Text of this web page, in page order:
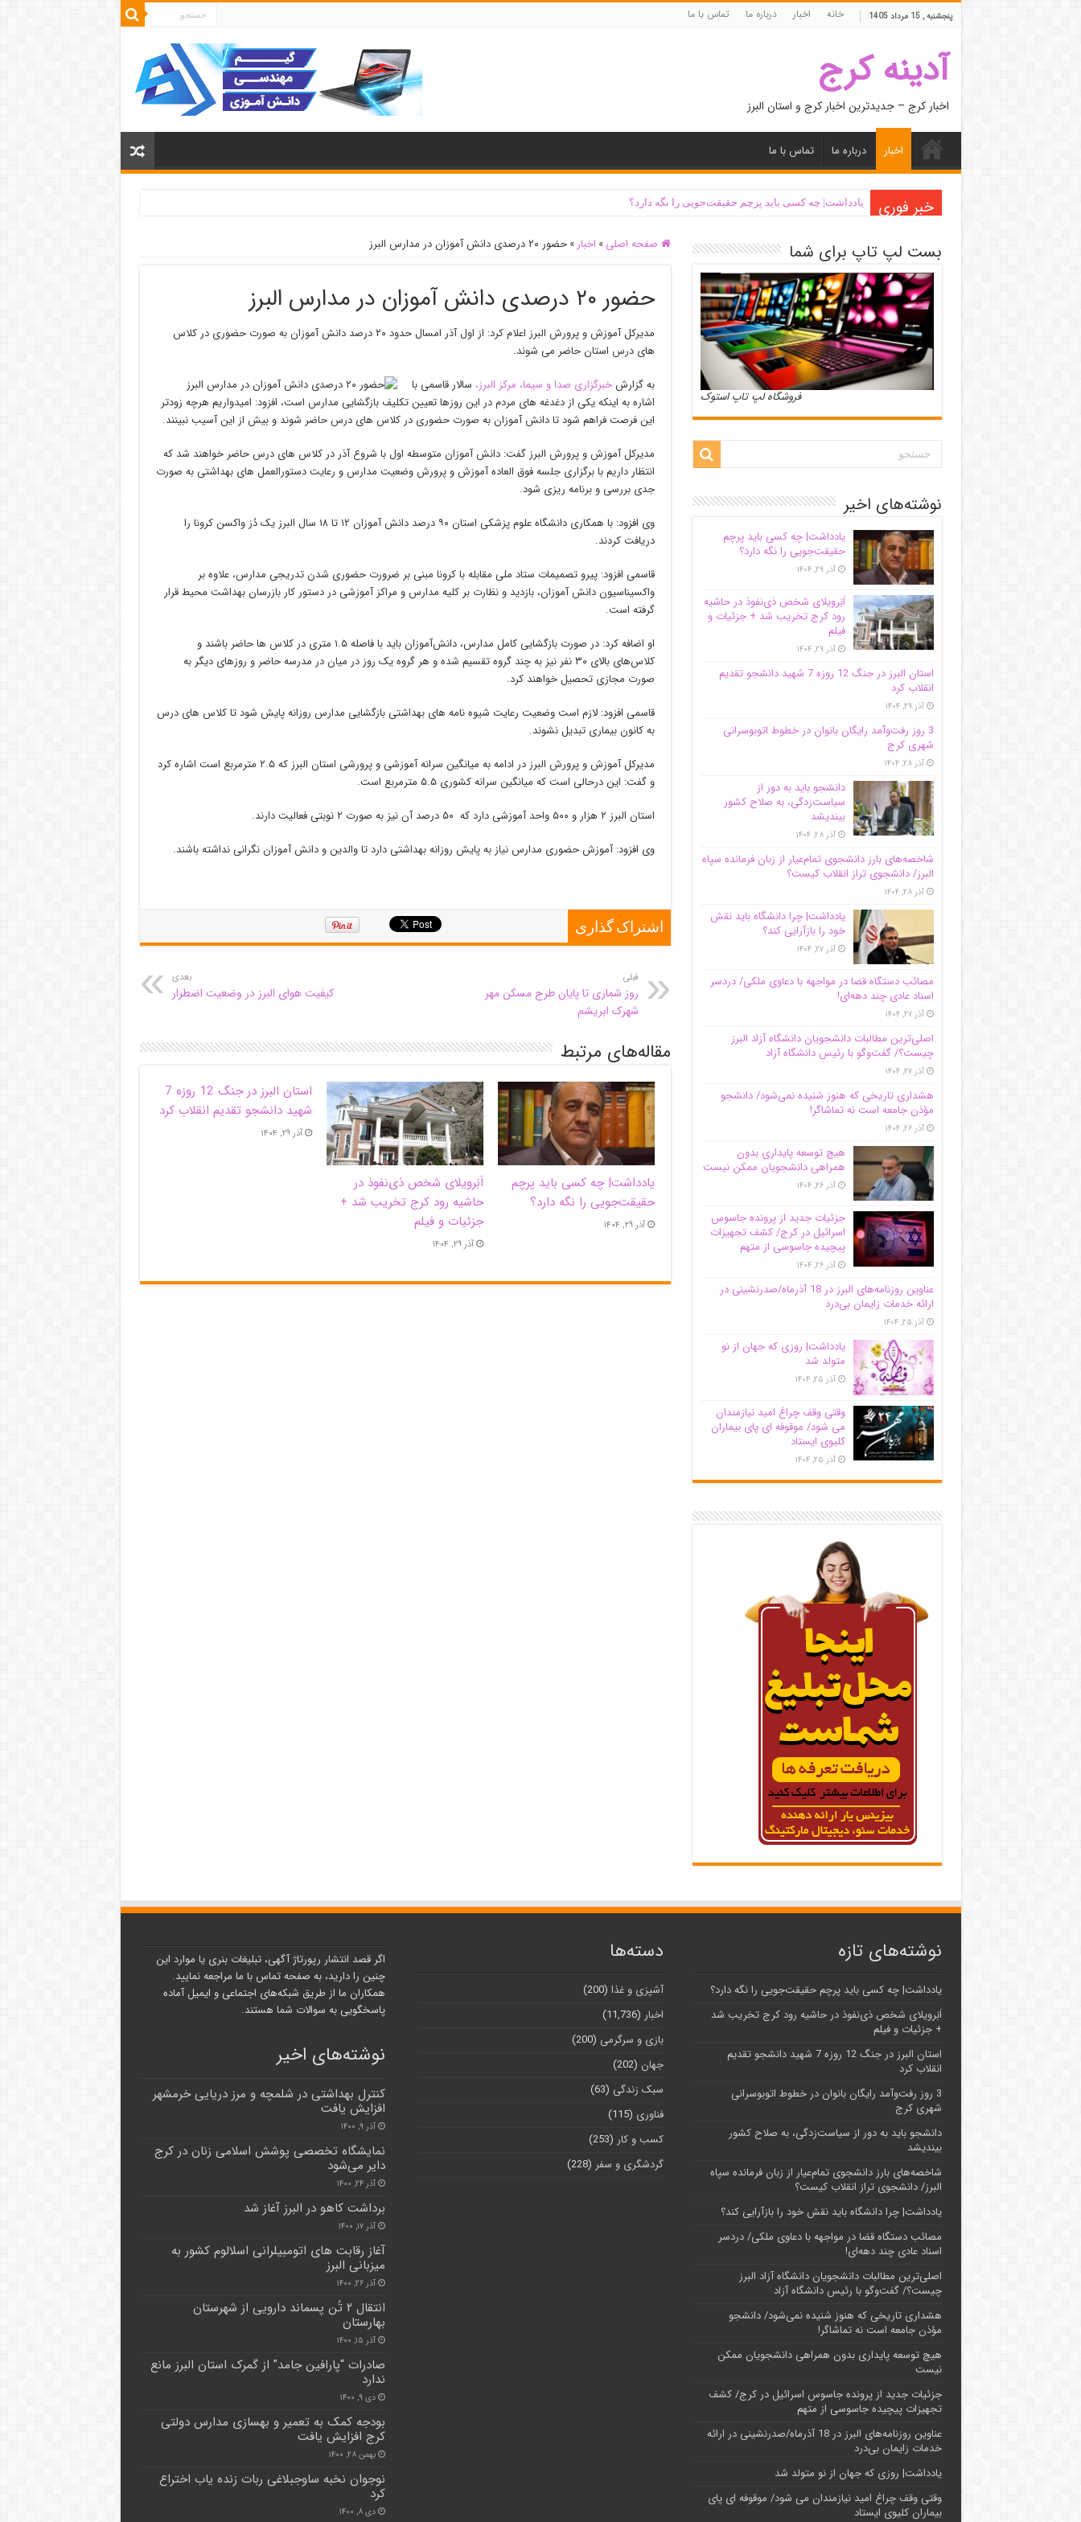
پنجشنبه , 15 مرداد 1405 خانه اخبار درباره ما تماس با ما
آدینه کرج
اخبار کرج – جدیدترین اخبار کرج و استان البرز
اخبار درباره ما تماس با ما
خبر فوری یادداشت| ‌چه کسی باید پرچم حقیقت‌جویی را نگه دارد؟
صفحه اصلی » اخبار » حضور ۲۰ درصدی دانش آموزان در مدارس البرز
حضور ۲۰ درصدی دانش آموزان در مدارس البرز
مدیرکل آموزش و پرورش البرز اعلام کرد: از اول آذر امسال حدود ۲۰ درصد دانش آموزان به صورت حضوری در کلاس
های درس استان حاضر می شوند.
به گزارشخبرگزاری صدا و سیما، مرکز البرز، سالار قاسمی با
اشاره به اینکه یکی از دغدغه های مردم در این روزها تعیین تکلیف بازگشایی مدارس است، افزود: امیدواریم هرچه زودتر
این فرصت فراهم شود تا دانش آموزان به صورت حضوری در کلاس های درس حاضر شوند و بیش از این آسیب نبینند.
مدیرکل آموزش و پرورش البرز گفت: دانش آموزان متوسطه اول با شروع آذر در کلاس های درس حاضر خواهند شد که
انتظار داریم با برگزاری جلسه فوق العاده آموزش و پرورش وضعیت مدارس و رعایت دستورالعمل های بهداشتی به صورت
جدی بررسی و برنامه ریزی شود.
وی افزود: با همکاری دانشگاه علوم پزشکی استان ۹۰ درصد دانش آموزان ۱۲ تا ۱۸ سال البرز یک دُز واکسن کرونا را
دریافت کردند.
قاسمی افزود: پیرو تصمیمات ستاد ملی مقابله با کرونا مبنی بر ضرورت حضوری شدن تدریجی مدارس، علاوه بر
واکسیناسیون دانش آموزان، بازدید و نظارت بر کلیه مدارس و مراکز آموزشی در دستور کار بازرسان بهداشت محیط قرار
گرفته است.
او اضافه کرد: در صورت بازگشایی کامل مدارس، دانش‌آموزان باید با فاصله‌ ۱.۵ متری در کلاس ها حاضر باشند و
کلاس‌های بالای ۳۰ نفر نیز به چند گروه تقسیم شده و هر گروه یک روز در میان در مدرسه حاضر و روزهای دیگر به‌
صورت مجازی تحصیل خواهند کرد.
قاسمی افزود: لازم است وضعیت رعایت شیوه نامه های بهداشتی بازگشایی مدارس روزانه پایش شود تا کلاس های درس
به کانون بیماری تبدیل نشوند.
مدیرکل آموزش و پرورش البرز در ادامه به میانگین سرانه آموزشی و پرورشی استان البرز که ۲.۵ مترمربع است اشاره کرد
و گفت: این درحالی است که میانگین سرانه کشوری ۵.۵ مترمربع است.
استان البرز ۲ هزار و ۵۰۰ واحد آموزشی دارد که ۵۰ درصد آن نیز به صورت ۲ نوبتی فعالیت دارند.
وی افزود: آموزش حضوری مدارس نیاز به پایش روزانه بهداشتی دارد تا والدین و دانش آموزان نگرانی نداشته باشند.
اشتراک گذاری
قبلی
روز شماری تا پایان طرح مسکن مهر
شهرک ابریشم
بعدی
کیفیت هوای البرز در وضعیت اضطرار
مقاله‌های مرتبط
یادداشت| ‌چه کسی باید پرچم
حقیقت‌جویی را نگه دارد؟
آذر ۲۹, ۱۴۰۴
اَبَر‌ویلای شخص ذی‌نفوذ در
حاشیه‌ رود کرج تخریب شد +
جزئیات و فیلم
آذر ۲۹, ۱۴۰۴
استان البرز در جنگ 12 روزه 7
شهید دانشجو تقدیم انقلاب کرد
آذر ۲۹, ۱۴۰۴
بست لپ تاپ برای شما
فروشگاه لپ تاپ استوک
نوشته‌های اخیر
یادداشت| ‌چه کسی باید پرچم
حقیقت‌جویی را نگه دارد؟
آذر ۲۹, ۱۴۰۴
اَبَر‌ویلای شخص ذی‌نفوذ در حاشیه‌
رود کرج تخریب شد + جزئیات و
فیلم
آذر ۲۹, ۱۴۰۴
استان البرز در جنگ 12 روزه 7 شهید دانشجو تقدیم
انقلاب کرد
آذر ۲۹, ۱۴۰۴
3 روز رفت‌وآمد رایگان بانوان در خطوط اتوبوسرانی
شهری کرج
آذر ۲۸, ۱۴۰۴
دانشجو باید به دور از
سیاست‌زدگی، به صلاح کشور
بیندیشد
آذر ۲۸, ۱۴۰۴
شاخصه‌های بارز دانشجوی تمام‌عیار از زبان فرمانده سپاه
البرز/ دانشجوی تراز انقلاب کیست؟
آذر ۲۸, ۱۴۰۴
یادداشت| چرا دانشگاه باید نقش
خود را بازآرایی کند؟
آذر ۲۷, ۱۴۰۴
مصائب دستگاه قضا در مواجهه با دعاوی ملکی/ دردسر
اسناد عادی چند‌ دهه‌ای!
آذر ۲۷, ۱۴۰۴
اصلی‌ترین مطالبات دانشجویان دانشگاه آزاد البرز
چیست؟/ گفت‌وگو با رئیس دانشگاه آز‌اد
آذر ۲۷, ۱۴۰۴
هشداری تاریخی که هنوز شنیده نمی‌شود/ دانشجو
مؤذن جامعه است نه تماشاگر!
آذر ۲۶, ۱۴۰۴
هیچ توسعه پایداری بدون
همراهی دانشجویان ممکن نیست
آذر ۲۶, ۱۴۰۴
جزئیات جدید از پرونده جاسوس
اسرائیل در کرج/‌ کشف تجهیزات
پیچیده جاسوسی از متهم
آذر ۲۶, ۱۴۰۴
عناوین روزنامه‌های البرز در ‌18 آذرماه/صدرنشینی در
ارائه خدمات زایمان بی‌درد
آذر ۲۵, ۱۴۰۴
یادداشت| روزی که جهان از نو
متولد شد
آذر ۲۵, ۱۴۰۴
وقتی وقف چراغ امید نیازمندان
می شود/ موقوفه ای پای بیماران
کلیوی ایستاد
آذر ۲۵, ۱۴۰۴
نوشته‌های تازه
یادداشت| ‌چه کسی باید پرچم حقیقت‌جویی را نگه دارد؟
اَبَر‌ویلای شخص ذی‌نفوذ در حاشیه‌ رود کرج تخریب شد
+ جزئیات و فیلم
استان البرز در جنگ 12 روزه 7 شهید دانشجو تقدیم
انقلاب کرد
3 روز رفت‌وآمد رایگان بانوان در خطوط اتوبوسرانی
شهری کرج
دانشجو باید به دور از سیاست‌زدگی، به صلاح کشور
بیندیشد
شاخصه‌های بارز دانشجوی تمام‌عیار از زبان فرمانده سپاه
البرز/ دانشجوی تراز انقلاب کیست؟
یادداشت| چرا دانشگاه باید نقش خود را بازآرایی کند؟
مصائب دستگاه قضا در مواجهه با دعاوی ملکی/ دردسر
اسناد عادی چند‌ دهه‌ای!
اصلی‌ترین مطالبات دانشجویان دانشگاه آزاد البرز
چیست؟/ گفت‌وگو با رئیس دانشگاه آز‌اد
هشداری تاریخی که هنوز شنیده نمی‌شود/ دانشجو
مؤذن جامعه است نه تماشاگر!
هیچ توسعه پایداری بدون همراهی دانشجویان ممکن
نیست
جزئیات جدید از پرونده جاسوس اسرائیل در کرج/‌ کشف
تجهیزات پیچیده جاسوسی از متهم
عناوین روزنامه‌های البرز در ‌18 آذرماه/صدرنشینی در ارائه
خدمات زایمان بی‌درد
یادداشت| روزی که جهان از نو متولد شد
وقتی وقف چراغ امید نیازمندان می شود/ موقوفه ای پای
بیماران کلیوی ایستاد
دسته‌ها
آشپزی و غذا (200)
اخبار (11,736)
بازی و سرگرمی (200)
جهان (202)
سبک زندگی (63)
فناوری (115)
کسب و کار (253)
گردشگری و سفر (228)
اگر قصد انتشار رپورتاژ آگهی، تبلیغات بنری یا موارد این
چنین را دارید، به صفحه تماس با ما مراجعه نمایید.
همکاران ما از طریق شبکه‌های اجتماعی و ایمیل آماده
پاسخگویی به سوالات شما هستند.
نوشته‌های اخیر
کنترل بهداشتی در شلمچه و مرز دریایی خرمشهر
افزایش یافت
آذر ۹, ۱۴۰۰
نمایشگاه تخصصی پوشش اسلامی زنان در کرج
دایر می‌شود
آذر ۲۴, ۱۴۰۰
برداشت کاهو در البرز آغاز شد
آذر ۱۷, ۱۴۰۰
آغاز رقابت های اتومبیلرانی اسلالوم کشور به
میزبانی البرز
آذر ۲۶, ۱۴۰۰
انتقال ۲ تُن پسماند دارویی از شهرستان
بهارستان
آذر ۱۵, ۱۴۰۰
صادرات “پارافین جامد” از گمرک استان البرز مانع
ندارد
دی ۹, ۱۴۰۰
بودجه کمک به تعمیر و بهسازی مدارس دولتی
کرج افزایش یافت
بهمن ۲۸, ۱۴۰۰
نوجوان نخبه ساوجبلاغی ربات زنده یاب اختراع
کرد
دی ۸, ۱۴۰۰